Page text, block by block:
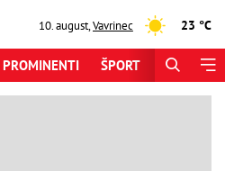
10. august,Vavrinec 23 °C
PROMINENTI ŠPORT